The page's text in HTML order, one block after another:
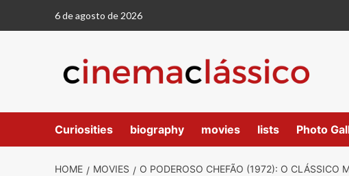
6 de agosto de 2026
Curiosities biography movies lists Photo
HOME MOVIES O PODEROSO CHEFÃO (1972): O CLÁSSICO